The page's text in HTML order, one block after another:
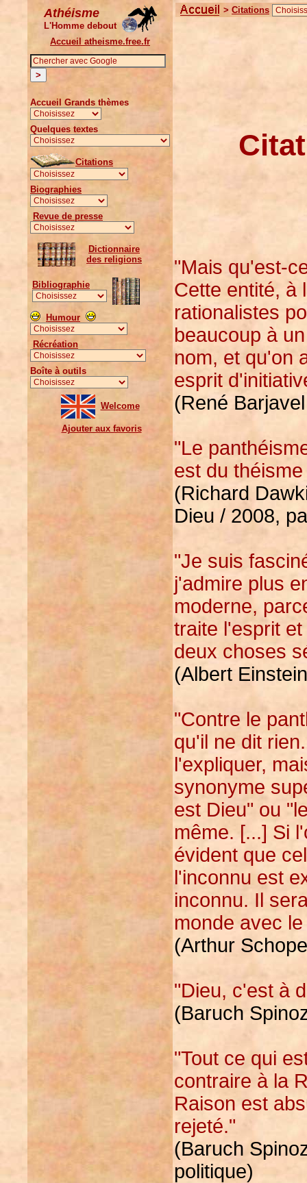
Athéisme
L'Homme debout
Accueil atheisme.free.fr
Accueil Grands thèmes
Quelques textes
Citations
Biographies
Revue de presse
Dictionnaire
des religions
Bibliographie
Humour
Récréation
Boîte à outils
Welcome
Ajouter aux favoris
> Citations
"Mais qu'est-
Cette entité, à
rationalistes
beaucoup à
nom, et qu'on
esprit
(René
"Le
est du
(Richard
Dieu / 2008,
"Je suis
j'admire plus
moderne,
traite l'esprit
deux choses
(Albert
"Contre le
qu'il ne dit
l'expliquer,
synonyme
est Dieu" ou
même. [...] Si
évident que
l'inconnu est
inconnu. Il
monde avec
(Arthur
"Dieu, c'est à
(Baruch
"Tout ce qui
contraire à la
Raison est
rejeté."
(Baruch
politique)